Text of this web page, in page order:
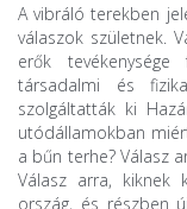
A vibráló terekben
válaszok születnek.
erők
társadalmi és
szolgáltatták ki
utódállamokban
a bűn terhe? Válasz
Válasz arra, kiknek
ország, és részben